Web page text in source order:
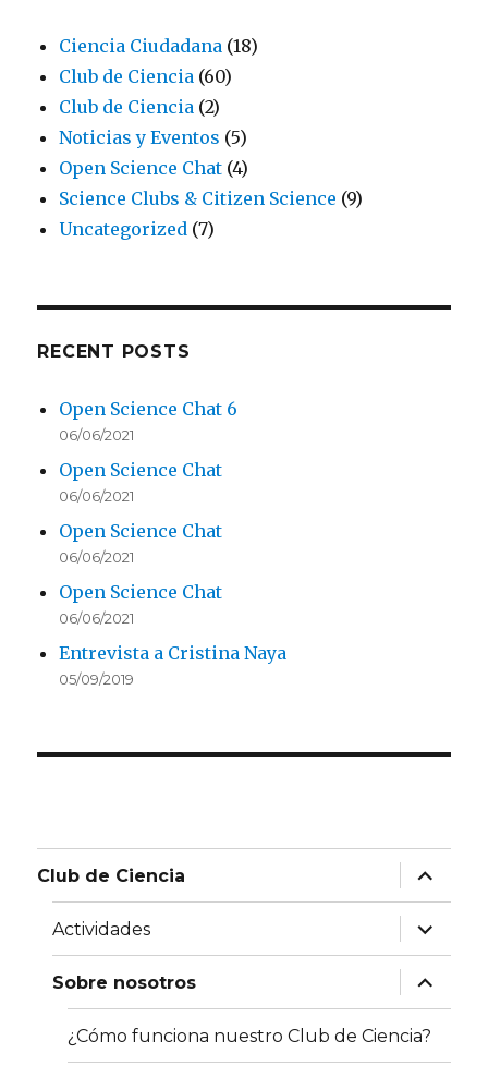
Ciencia Ciudadana (18)
Club de Ciencia (60)
Club de Ciencia (2)
Noticias y Eventos (5)
Open Science Chat (4)
Science Clubs & Citizen Science (9)
Uncategorized (7)
RECENT POSTS
Open Science Chat 6
06/06/2021
Open Science Chat
06/06/2021
Open Science Chat
06/06/2021
Open Science Chat
06/06/2021
Entrevista a Cristina Naya
05/09/2019
Club de Ciencia
expand
child
menu
Actividades
expand
child
menu
Sobre nosotros
expand
child
menu
¿Cómo funciona nuestro Club de Ciencia?